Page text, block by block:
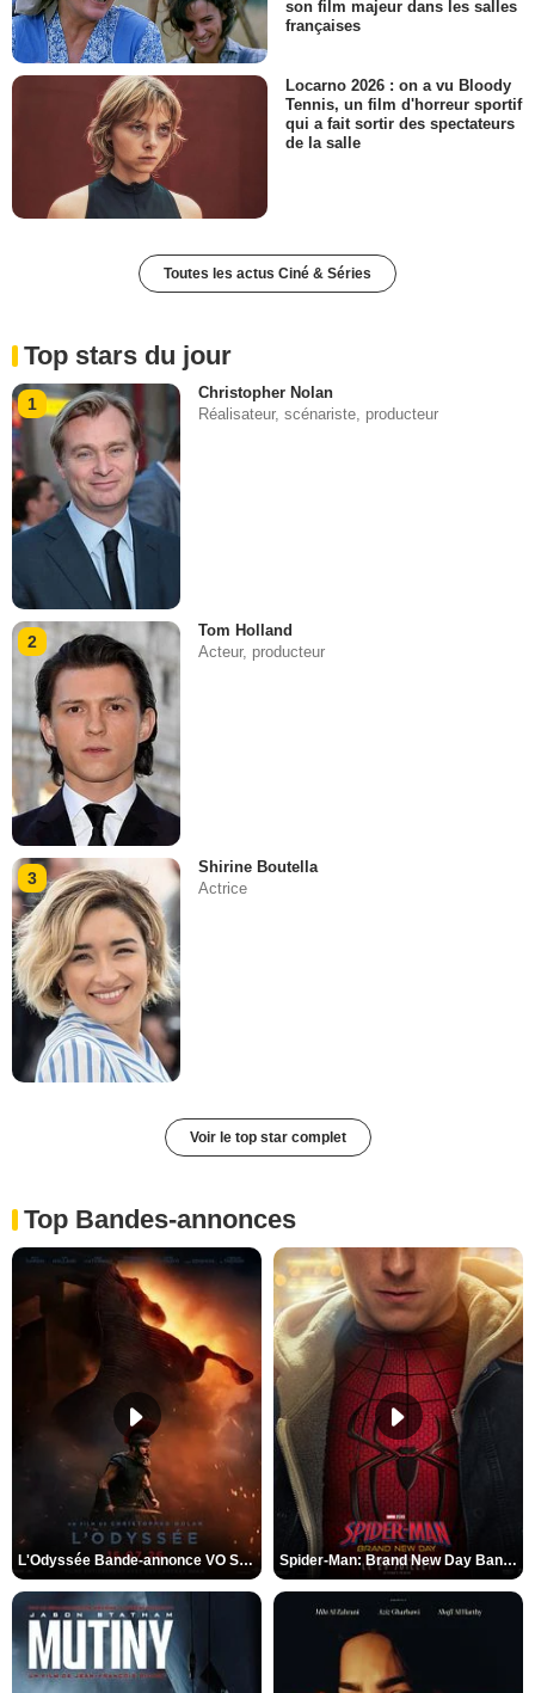
son film majeur dans les salles
françaises
Locarno 2026 : on a vu Bloody
Tennis, un film d'horreur sportif
qui a fait sortir des spectateurs
de la salle
Toutes les actus Ciné & Séries
Top stars du jour
1
Christopher Nolan
Réalisateur, scénariste, producteur
2
Tom Holland
Acteur, producteur
3
Shirine Boutella
Actrice
Voir le top star complet
Top Bandes-annonces
L'Odyssée Bande-annonce VO STFR Spider-Man: Brand New Day Bande-annonce VO STFR